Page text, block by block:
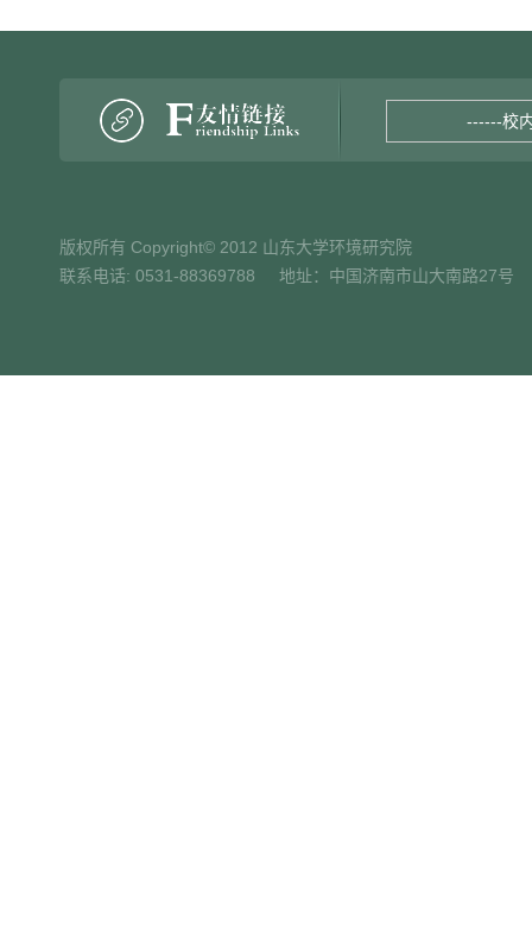
------校
版权所有 Copyright© 2012 山东大学环境研究院
联系电话: 0531-88369788 地址：中国济南市山大南路27号